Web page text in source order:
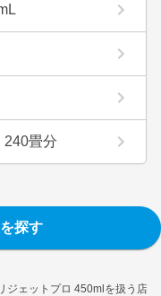
ジェットプロ 450mlを扱う店舗
240畳分
探す